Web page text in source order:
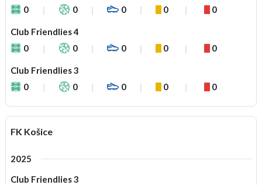
0
0 0 0 0
Club Friendlies 4
0
0 0 0 0
Club Friendlies 3
0
0 0 0 0
FK Košice
2025
Club Friendlies 3